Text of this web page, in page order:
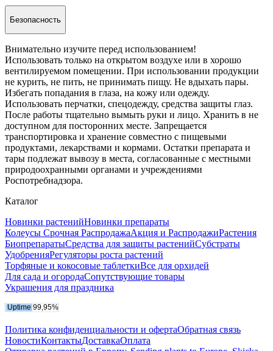
Безопасность
Внимательно изучите перед использованием!
Использовать только на открытом воздухе или в хорошо
вентилируемом помещении. При использовании продукции
не курить, не пить, не принимать пищу. Не вдыхать пары.
Избегать попадания в глаза, на кожу или одежду.
Использовать перчатки, спецодежду, средства защиты глаз.
После работы тщательно вымыть руки и лицо. Хранить в не
доступном для посторонних месте. Запрещается
транспортировка и хранение совместно с пищевыми
продуктами, лекарствами и кормами. Остатки препарата и
тары подлежат вывозу в места, согласованные с местными
природоохранными органами и учреждениями
Роспотребнадзора.
Каталог
Новинки растенийНовинки препараты
Колеусы Срочная РаспродажаАкция и РаспродажиРастения
БиопрепаратыСредства для защиты растенийСубстраты
УдобренияРегуляторы роста растений
Торфяные и кокосовые таблеткиВсе для орхидей
Для сада и огородаСопутствующие товары
Украшения для праздника
Политика конфиденциальности и офертаОбратная связь
НовостиКонтактыДоставкаОплата